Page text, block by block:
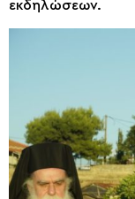
εκδηλώσεων.